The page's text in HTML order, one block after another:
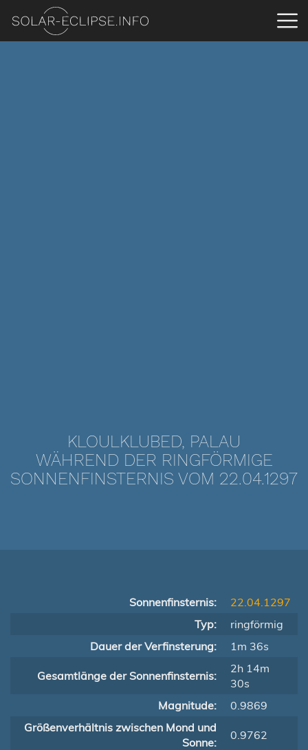
KLOULKLUBED, PALAU
WÄHREND DER RINGFÖRMIGE
SONNENFINSTERNIS VOM 22.04.1297
Sonnenfinsternis:
22.04.1297
Typ:
ringförmig
Dauer der Verfinsterung:
1m 36s
Gesamtlänge der Sonnenfinsternis:
2h 14m
30s
Magnitude:
0.9869
Größenverhältnis zwischen Mond und
Sonne:
0.9762